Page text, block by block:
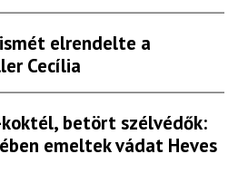
elrendelte a
Cecília
betört szélvédők:
emeltek vádat Heves